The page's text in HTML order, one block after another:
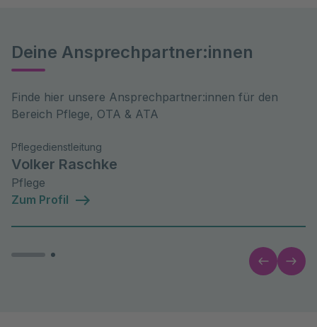
Deine Ansprechpartner:innen
Finde hier unsere Ansprechpartner:innen für den
Bereich Pflege, OTA & ATA
Pflegedienstleitung
Volker Raschke
Pflege
Zum Profil